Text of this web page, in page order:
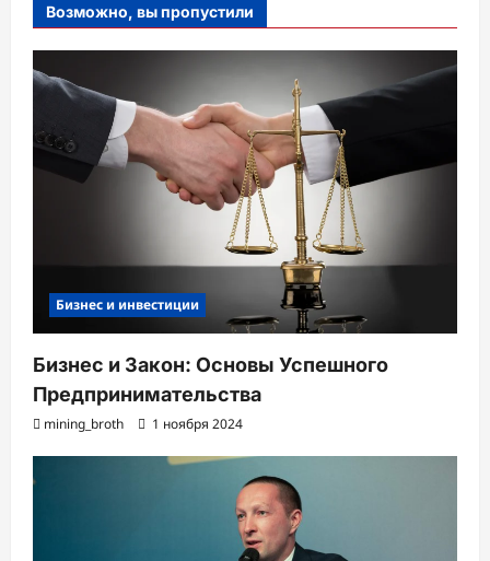
Возможно, вы пропустили
Бизнес и инвестиции
Бизнес и Закон: Основы Успешного
Предпринимательства
mining_broth 1 ноября 2024